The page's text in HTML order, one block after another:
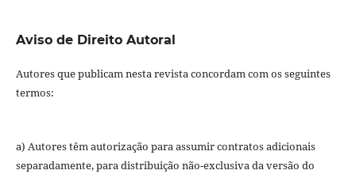
Aviso de Direito Autoral
Autores que publicam nesta revista concordam com os seguintes
termos:
a) Autores têm autorização para assumir contratos adicionais
separadamente, para distribuição não-exclusiva da versão do